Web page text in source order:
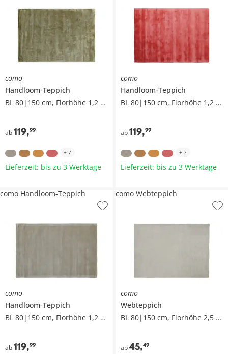
como
Handloom-Teppich
BL 80|150 cm, Florhöhe 1,2 cm
ab119,99
+ 7
Lieferzeit: bis zu 3 Werktage
como
Handloom-Teppich
BL 80|150 cm, Florhöhe 1,2 cm
ab 119,99
+ 7
Lieferzeit: bis zu 3 Werktage
como
Handloom-Teppich
BL 80|150 cm, Florhöhe 1,2 cm
ab119,99
como Handloom-Teppich
como
Webteppich
BL 80|150 cm, Florhöhe 2,5 cm
ab45,49
como Webteppich